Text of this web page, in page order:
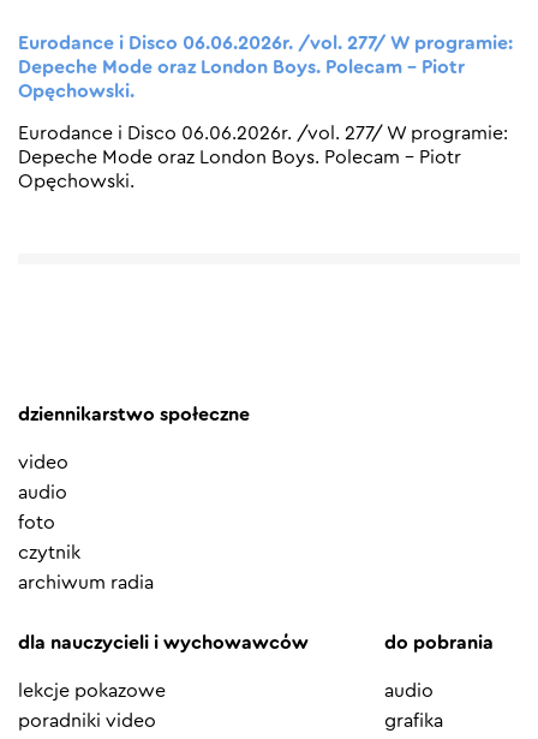
Eurodance i Disco 06.06.2026r. /vol. 277/ W programie:
Depeche Mode oraz London Boys. Polecam – Piotr
Opęchowski.
Eurodance i Disco 06.06.2026r. /vol. 277/ W programie:
Depeche Mode oraz London Boys. Polecam – Piotr
Opęchowski.
dziennikarstwo społeczne
video
audio
foto
czytnik
archiwum radia
dla nauczycieli i wychowawców
lekcje pokazowe
poradniki video
do pobrania
audio
grafika